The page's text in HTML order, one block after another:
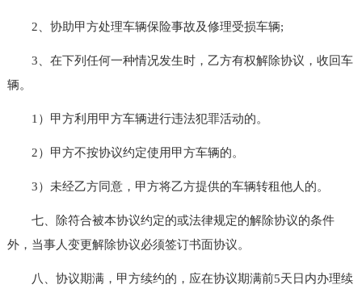
2、协助甲方处理车辆保险事故及修理受损车辆;
3、在下列任何一种情况发生时，乙方有权解除协议，收回车
辆。
1）甲方利用甲方车辆进行违法犯罪活动的。
2）甲方不按协议约定使用甲方车辆的。
3）未经乙方同意，甲方将乙方提供的车辆转租他人的。
七、除符合被本协议约定的或法律规定的解除协议的条件
外，当事人变更解除协议必须签订书面协议。
八、协议期满，甲方续约的，应在协议期满前5天日内办理续